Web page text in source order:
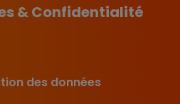
& Confidentialité
des données